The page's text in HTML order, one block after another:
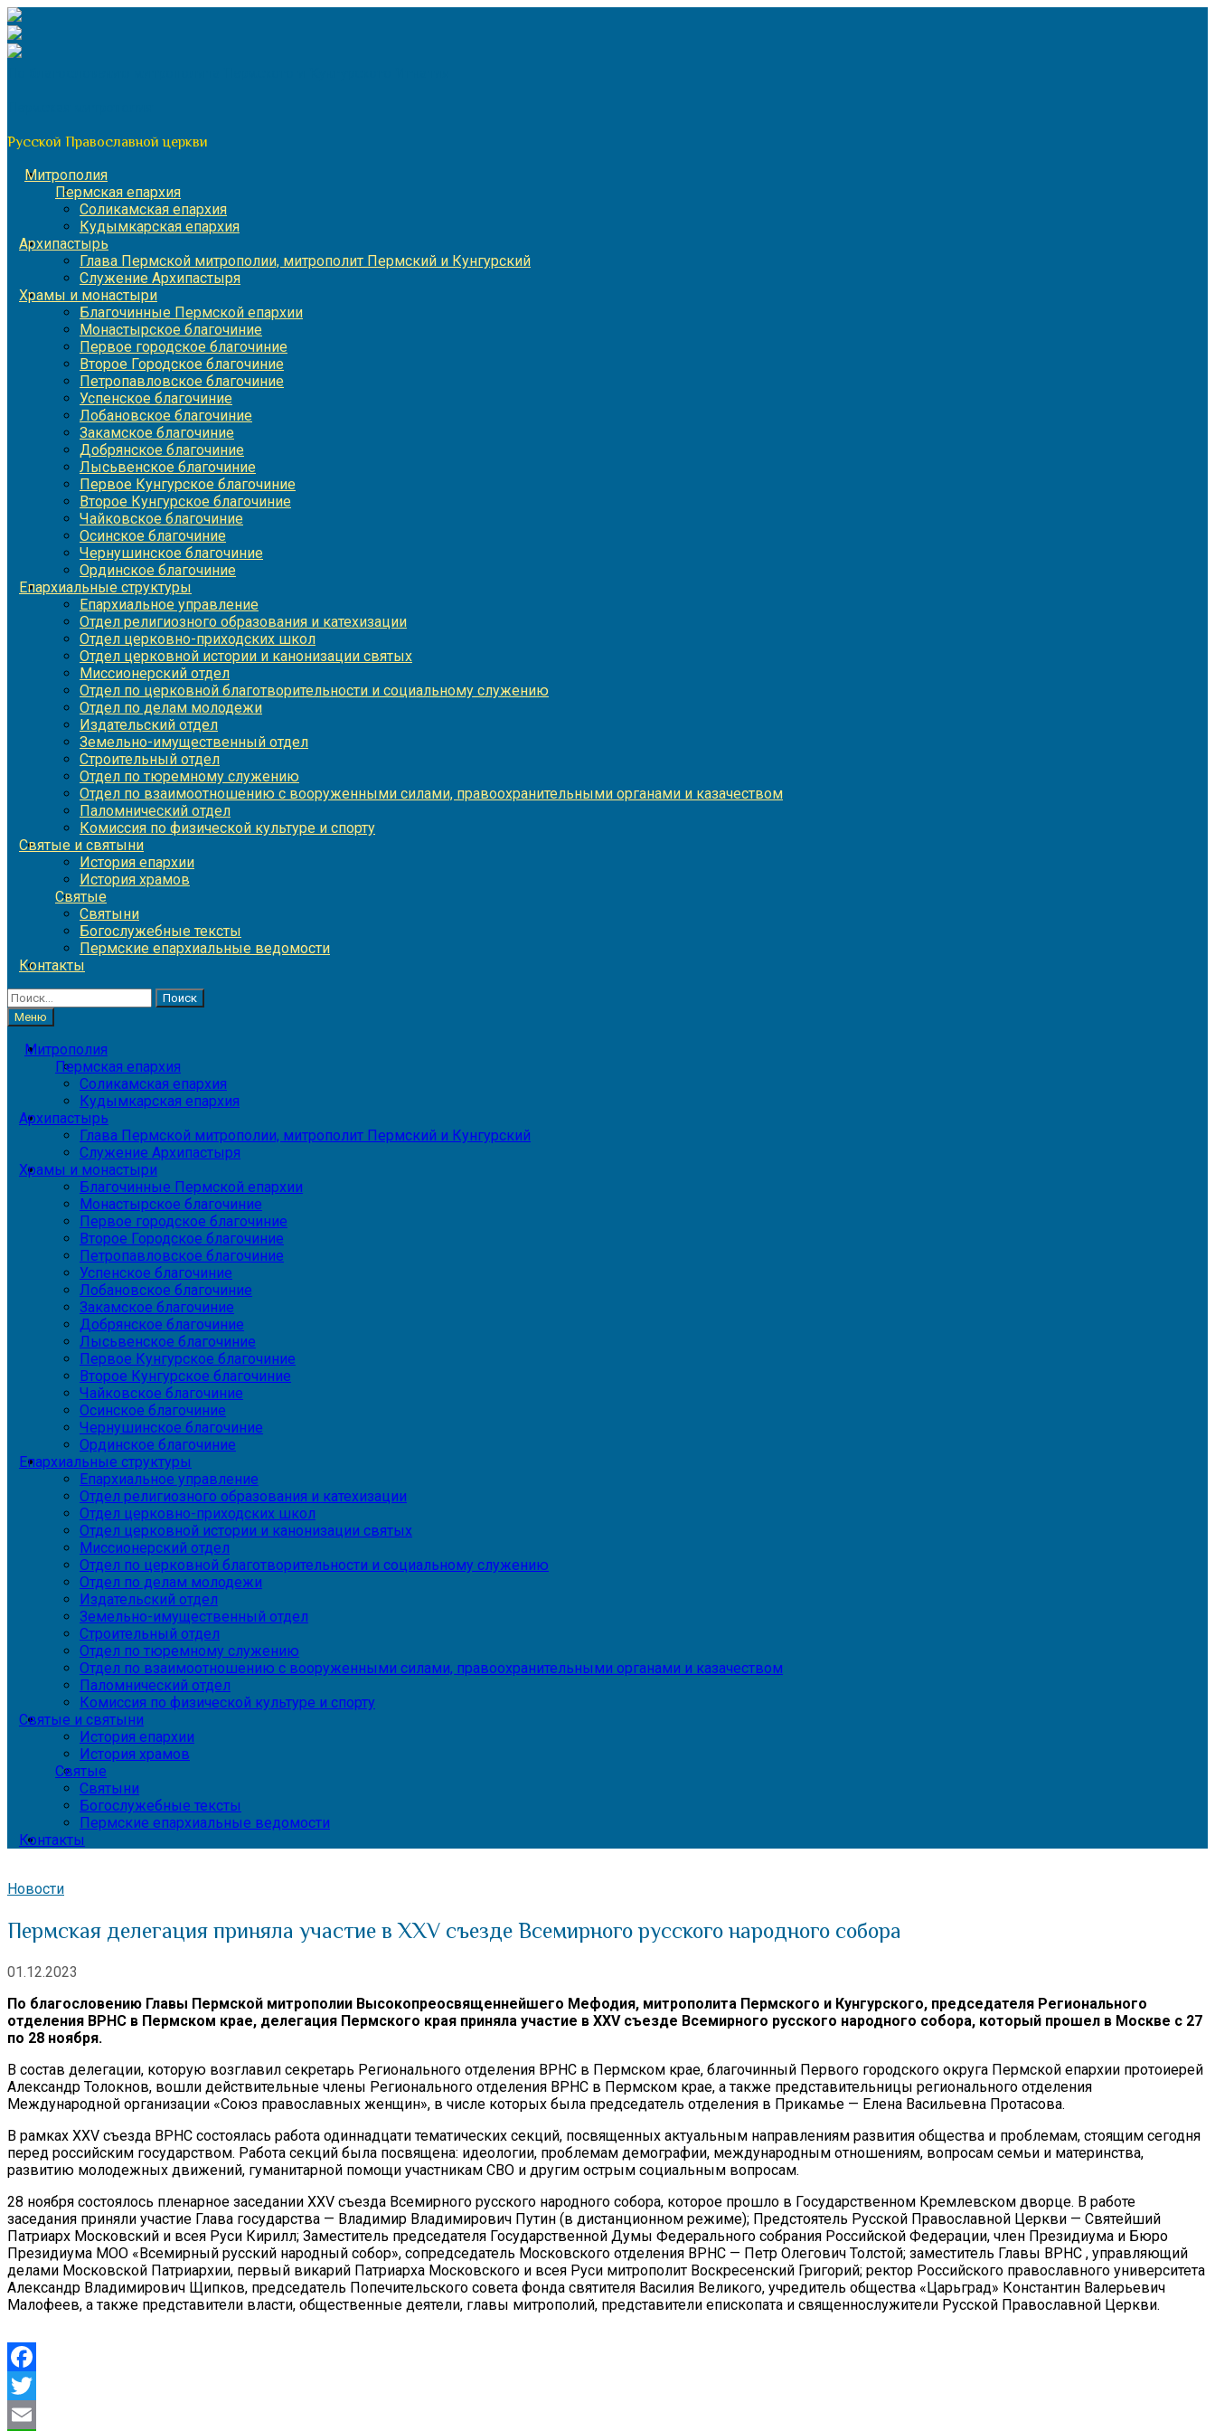
Перейти
к
содержимому
Русской Православной церкви
Митрополия
Пермская епархия
Соликамская епархия
Кудымкарская епархия
Архипастырь
Глава Пермской митрополии, митрополит Пермский и Кунгурский
Служение Архипастыря
Храмы и монастыри
Благочинные Пермской епархии
Монастырское благочиние
Первое городское благочиние
Второе Городское благочиние
Петропавловское благочиние
Успенское благочиние
Лобановское благочиние
Закамское благочиние
Добрянское благочиние
Лысьвенское благочиние
Первое Кунгурское благочиние
Второе Кунгурское благочиние
Чайковское благочиние
Осинское благочиние
Чернушинское благочиние
Ординское благочиние
Епархиальные структуры
Епархиальное управление
Отдел религиозного образования и катехизации
Отдел церковно-приходских школ
Отдел церковной истории и канонизации святых
Миссионерский отдел
Отдел по церковной благотворительности и социальному служению
Отдел по делам молодежи
Издательский отдел
Земельно-имущественный отдел
Строительный отдел
Отдел по тюремному служению
Отдел по взаимоотношению с вооруженными силами, правоохранительными органами и казачеством
Паломнический отдел
Комиссия по физической культуре и спорту
Святые и святыни
История епархии
История храмов
Святые
Святыни
Богослужебные тексты
Пермские епархиальные ведомости
Контакты
Найти:
Меню
Митрополия
Пермская епархия
Соликамская епархия
Кудымкарская епархия
Архипастырь
Глава Пермской митрополии, митрополит Пермский и Кунгурский
Служение Архипастыря
Храмы и монастыри
Благочинные Пермской епархии
Монастырское благочиние
Первое городское благочиние
Второе Городское благочиние
Петропавловское благочиние
Успенское благочиние
Лобановское благочиние
Закамское благочиние
Добрянское благочиние
Лысьвенское благочиние
Первое Кунгурское благочиние
Второе Кунгурское благочиние
Чайковское благочиние
Осинское благочиние
Чернушинское благочиние
Ординское благочиние
Епархиальные структуры
Епархиальное управление
Отдел религиозного образования и катехизации
Отдел церковно-приходских школ
Отдел церковной истории и канонизации святых
Миссионерский отдел
Отдел по церковной благотворительности и социальному служению
Отдел по делам молодежи
Издательский отдел
Земельно-имущественный отдел
Строительный отдел
Отдел по тюремному служению
Отдел по взаимоотношению с вооруженными силами, правоохранительными органами и казачеством
Паломнический отдел
Комиссия по физической культуре и спорту
Святые и святыни
История епархии
История храмов
Святые
Святыни
Богослужебные тексты
Пермские епархиальные ведомости
Контакты
Новости
Пермская делегация приняла участие в XXV съезде Всемирного русского народного собора
01.12.2023
По благословению Главы Пермской митрополии Высокопреосвященнейшего Мефодия, митрополита Пермского и Кунгурского, председателя Регионального
отделения ВРНС в Пермском крае, делегация Пермского края приняла участие в XXV съезде Всемирного русского народного собора, который прошел в Москве с 27
по 28 ноября.
В состав делегации, которую возглавил секретарь Регионального отделения ВРНС в Пермском крае, благочинный Первого городского округа Пермской епархии протоиерей
Александр Толокнов, вошли действительные члены Регионального отделения ВРНС в Пермском крае, а также представительницы регионального отделения
Международной организации «Союз православных женщин», в числе которых была председатель отделения в Прикамье — Елена Васильевна Протасова.
В рамках XXV съезда ВРНС состоялась работа одиннадцати тематических секций, посвященных актуальным направлениям развития общества и проблемам, стоящим сегодня
перед российским государством. Работа секций была посвящена: идеологии, проблемам демографии, международным отношениям, вопросам семьи и материнства,
развитию молодежных движений, гуманитарной помощи участникам СВО и другим острым социальным вопросам.
28 ноября состоялось пленарное заседании XXV съезда Всемирного русского народного собора, которое прошло в Государственном Кремлевском дворце. В работе
заседания приняли участие Глава государства — Владимир Владимирович Путин (в дистанционном режиме); Предстоятель Русской Православной Церкви — Святейший
Патриарх Московский и всея Руси Кирилл; Заместитель председателя Государственной Думы Федерального собрания Российской Федерации, член Президиума и Бюро
Президиума МОО «Всемирный русский народный собор», сопредседатель Московского отделения ВРНС — Петр Олегович Толстой; заместитель Главы ВРНС , управляющий
делами Московской Патриархии, первый викарий Патриарха Московского и всея Руси митрополит Воскресенский Григорий; ректор Российского православного университета
Александр Владимирович Щипков, председатель Попечительского совета фонда святителя Василия Великого, учредитель общества «Царьград» Константин Валерьевич
Малофеев, а также представители власти, общественные деятели, главы митрополий, представители епископата и священнослужители Русской Православной Церкви.
Facebook
Twitter